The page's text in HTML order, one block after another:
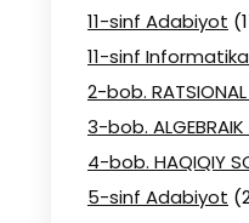
11-sinf Adabiyot
11-sinf
2-bob. RATSIONAL
3-bob. ALGEBRAIK
4-bob. HAQIQIY
5-sinf Adabiyot